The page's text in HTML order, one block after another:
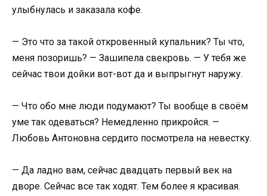
улыбнулась и заказала кофе.
— Это что за такой откровенный купальник? Ты что,
меня позоришь? — Зашипела свекровь. — У тебя же
сейчас твои дойки вот-вот да и выпрыгнут наружу.
— Что обо мне люди подумают? Ты вообще в своём
уме так одеваться? Немедленно прикройся. —
Любовь Антоновна сердито посмотрела на невестку.
— Да ладно вам, сейчас двадцать первый век на
дворе. Сейчас все так ходят. Тем более я красивая.